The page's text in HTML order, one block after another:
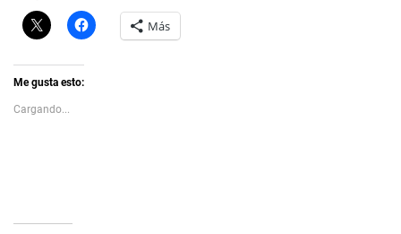
C
l
k
t
s
h
e
H
a Más
Me gusta esto:
Cargando...